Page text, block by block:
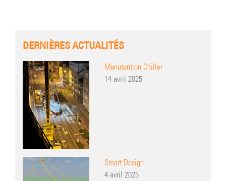
DERNIÈRES ACTUALITÉS
Manutention Chiller
14 avril 2025
Smart Design
4 avril 2025